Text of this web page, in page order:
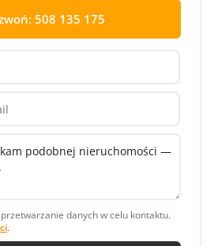
508 135 175
danych w celu kontaktu.
.